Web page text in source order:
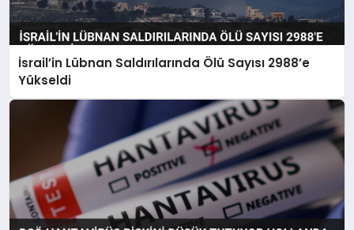
İsrail’in Lübnan Saldırılarında Ölü Sayısı 2988’e
Yükseldi